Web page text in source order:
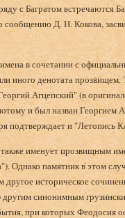
с Багратом встречаются
сообщению Д. Н. Кокова,
в сочетании с
иного денотата
Агцепский" (в
и был назван Георгием
подтверждает и "Летопись
именует прозвищным
Однако памятник в этом
историческое
синонимным
при которых Феодосия